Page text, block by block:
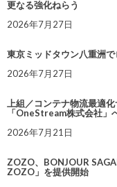
更なる強化ねらう
2026年7月27日
東京ミッドタウン八重洲
2026年7月27日
上組／コンテナ物流最適
「OneStream株式会社」
2026年7月21日
ZOZO、BONJOUR
ZOZO」を提供開始